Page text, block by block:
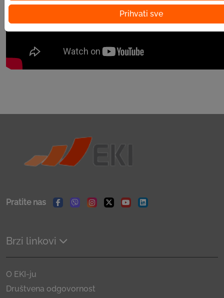
Prihvati sve
Pratite nas
Facebook
ViberInstagram
TwitterYoutubeLinkedin
Brzi linkovi
O EKI-ju
Društvena odgovornost